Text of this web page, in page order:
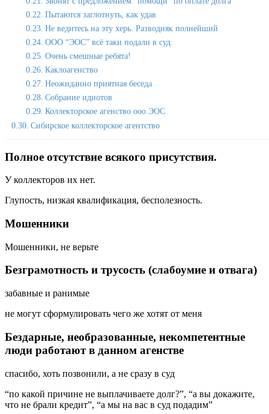
Пытаются заглотнуть, как удав
Не ведитесь на эту херь. Разводняк полнейший
ООО “ЭОС” всё таки подали в суд.
Очень смешные ребята!
Каклоагенство
Неожиданно приятная беседа
Собрание идиотов
Коллекторское агенство ооо ЭОС
Сибирское коллекторское агентство
Полное отсутствие всякого присутствия.
У коллекторов их нет.
Глупость, низкая квалификация, бесполезность.
Мошенники
Мошенники, не верьте
Безграмотность и трусость (слабоумие и отвага)
забавные и ранимые
не могут сформулировать чего же хотят от меня
Бездарные, необразованные, некомпетентные
люди работают в данном агенстве
спасибо, хоть позвонили, а не сразу в суд
“по какой причине не выплачиваете долг?”, “а вы докажите,
что не брали кредит”, “а мы на вас в суд подадим”